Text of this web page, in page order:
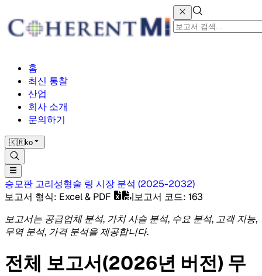
홈
최신 통찰
산업
회사 소개
문의하기
🇰🇷ko
승모판 고리성형술 링 시장 분석 (2025-2032)
보고서 형식: Excel & PDF |보고서 코드: 163
보고서는 공급업체 분석, 가치 사슬 분석, 수요 분석, 고객 지능,
무역 분석, 가격 분석을 제공합니다.
전체 보고서(2026년 버전) 무